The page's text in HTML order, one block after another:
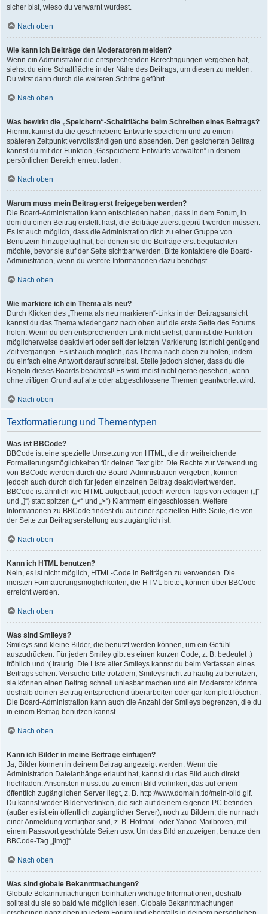
sicher bist, wieso du verwarnt wurdest.
Nach oben
Wie kann ich Beiträge den Moderatoren melden?
Wenn ein Administrator die entsprechenden Berechtigungen vergeben hat,
siehst du eine Schaltfläche in der Nähe des Beitrags, um diesen zu melden.
Du wirst dann durch die weiteren Schritte geführt.
Nach oben
Was bewirkt die „Speichern“-Schaltfläche beim Schreiben eines Beitrags?
Hiermit kannst du die geschriebene Entwürfe speichern und zu einem
späteren Zeitpunkt vervollständigen und absenden. Den gesicherten Beitrag
kannst du mit der Funktion „Gespeicherte Entwürfe verwalten“ in deinem
persönlichen Bereich erneut laden.
Nach oben
Warum muss mein Beitrag erst freigegeben werden?
Die Board-Administration kann entschieden haben, dass in dem Forum, in
dem du einen Beitrag erstellt hast, die Beiträge zuerst geprüft werden müssen.
Es ist auch möglich, dass die Administration dich zu einer Gruppe von
Benutzern hinzugefügt hat, bei denen sie die Beiträge erst begutachten
möchte, bevor sie auf der Seite sichtbar werden. Bitte kontaktiere die Board-
Administration, wenn du weitere Informationen dazu benötigst.
Nach oben
Wie markiere ich ein Thema als neu?
Durch Klicken des „Thema als neu markieren“-Links in der Beitragsansicht
kannst du das Thema wieder ganz nach oben auf die erste Seite des Forums
holen. Wenn du den entsprechenden Link nicht siehst, dann ist die Funktion
möglicherweise deaktiviert oder seit der letzten Markierung ist nicht genügend
Zeit vergangen. Es ist auch möglich, das Thema nach oben zu holen, indem
du einfach eine Antwort darauf schreibst. Stelle jedoch sicher, dass du die
Regeln dieses Boards beachtest! Es wird meist nicht gerne gesehen, wenn
ohne triftigen Grund auf alte oder abgeschlossene Themen geantwortet wird.
Nach oben
Textformatierung und Thementypen
Was ist BBCode?
BBCode ist eine spezielle Umsetzung von HTML, die dir weitreichende
Formatierungsmöglichkeiten für deinen Text gibt. Die Rechte zur Verwendung
von BBCode werden durch die Board-Administration vergeben, können
jedoch auch durch dich für jeden einzelnen Beitrag deaktiviert werden.
BBCode ist ähnlich wie HTML aufgebaut, jedoch werden Tags von eckigen („[“
und „]“) statt spitzen („<“ und „>“) Klammern eingeschlossen. Weitere
Informationen zu BBCode findest du auf einer speziellen Hilfe-Seite, die von
der Seite zur Beitragserstellung aus zugänglich ist.
Nach oben
Kann ich HTML benutzen?
Nein, es ist nicht möglich, HTML-Code in Beiträgen zu verwenden. Die
meisten Formatierungsmöglichkeiten, die HTML bietet, können über BBCode
erreicht werden.
Nach oben
Was sind Smileys?
Smileys sind kleine Bilder, die benutzt werden können, um ein Gefühl
auszudrücken. Für jeden Smiley gibt es einen kurzen Code, z. B. bedeutet :)
fröhlich und :( traurig. Die Liste aller Smileys kannst du beim Verfassen eines
Beitrags sehen. Versuche bitte trotzdem, Smileys nicht zu häufig zu benutzen,
sie können einen Beitrag schnell unlesbar machen und ein Moderator könnte
deshalb deinen Beitrag entsprechend überarbeiten oder gar komplett löschen.
Die Board-Administration kann auch die Anzahl der Smileys begrenzen, die du
in einem Beitrag benutzen kannst.
Nach oben
Kann ich Bilder in meine Beiträge einfügen?
Ja, Bilder können in deinem Beitrag angezeigt werden. Wenn die
Administration Dateianhänge erlaubt hat, kannst du das Bild auch direkt
hochladen. Ansonsten musst du zu einem Bild verlinken, das auf einem
öffentlich zugänglichen Server liegt, z. B. http://www.domain.tld/mein-bild.gif.
Du kannst weder Bilder verlinken, die sich auf deinem eigenen PC befinden
(außer es ist ein öffentlich zugänglicher Server), noch zu Bildern, die nur nach
einer Anmeldung verfügbar sind, z. B. Hotmail- oder Yahoo-Mailboxen, mit
einem Passwort geschützte Seiten usw. Um das Bild anzuzeigen, benutze den
BBCode-Tag „[img]“.
Nach oben
Was sind globale Bekanntmachungen?
Globale Bekanntmachungen beinhalten wichtige Informationen, deshalb
solltest du sie so bald wie möglich lesen. Globale Bekanntmachungen